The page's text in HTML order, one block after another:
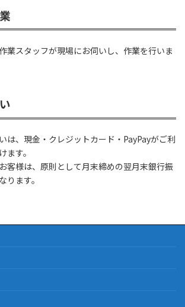
業スタッフが現場にお伺いし、作業を行いま
は、現金・クレジットカード・PayPayがご利
ます。
客様は、原則として月末締めの翌月末銀行振
ります。